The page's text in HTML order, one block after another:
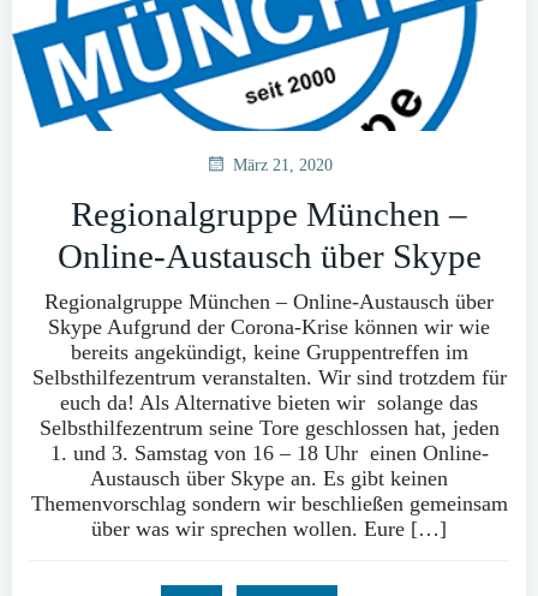
März 21, 2020
Regionalgruppe München –
Online-Austausch über Skype
Regionalgruppe München – Online-Austausch über
Skype Aufgrund der Corona-Krise können wir wie
bereits angekündigt, keine Gruppentreffen im
Selbsthilfezentrum veranstalten. Wir sind trotzdem für
euch da! Als Alternative bieten wir solange das
Selbsthilfezentrum seine Tore geschlossen hat, jeden
1. und 3. Samstag von 16 – 18 Uhr einen Online-
Austausch über Skype an. Es gibt keinen
Themenvorschlag sondern wir beschließen gemeinsam
über was wir sprechen wollen. Eure […]